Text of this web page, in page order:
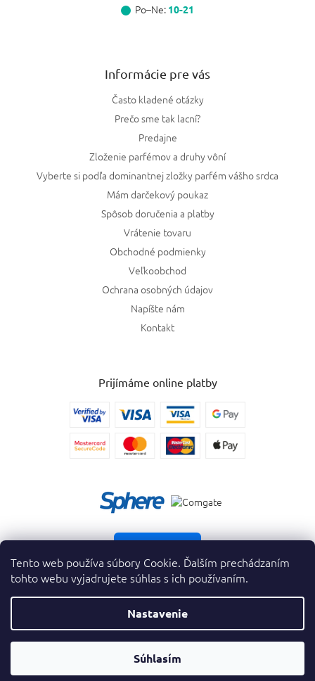
Tento web používa súbory Cookie. Ďalším prechádzaním
tohto webu vyjadrujete súhlas s ich používaním.
Nastavenie
Súhlasím
Po–Ne: 10-21
Informácie pre vás
Často kladené otázky
Prečo sme tak lacní?
Predajne
Zloženie parfémov a druhy vôní
Vyberte si podľa dominantnej zložky parfém vášho srdca
Mám darčekový poukaz
Spôsob doručenia a platby
Vrátenie tovaru
Obchodné podmienky
Veľkoobchod
Ochrana osobných údajov
Napíšte nám
Kontakt
Prijímáme online platby
Vytvoril Shoptet Premium
Copyright 2026krasnevone.sk. Všetky práva vyhradené.
Prevodník
Parfumov